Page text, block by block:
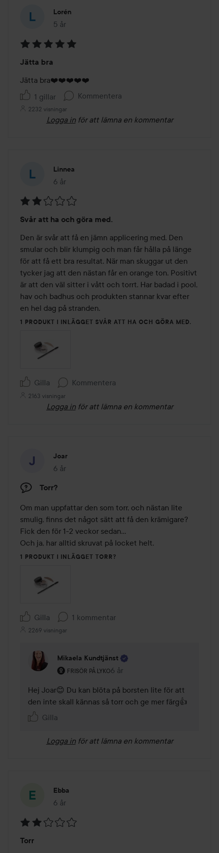
Lorén
5 år
Inlägget skapades 5 år
5
av
5
Jätta bra
Jätta bra❤️❤️❤️❤️❤️
1 gillar
Kommentera
2232 visningar
Logga in för att lämna en kommentar
Linnea
6 år
Inlägget skapades 6 år
2
av
5
Svår att ha och göra med.
Den är svår att få en jämn applicering med. Den
smular och blir klumpig och man får hålla på länge
för att få ett bra resultat. När man skuggar ut den
tycker jag att den nästan får en orange ton. Positivt
är att den väl sitter i vått och torrt. Har badad i pool,
hav och badhus och produkten stannar kvar efter
en hel dag på stranden.
1 PRODUKT I INLÄGGET SVÅR ATT HA OCH GÖRA MED.
Gilla Kommentera
2163 visningar
Logga in för att lämna en kommentar
Joar
6 år
Inlägget skapades 6 år
Torr?
Om man uppfattar den som torr, och nästan lite
smulig, finns det något sätt att få den krämigare?
Fick den för 1-2 veckor sedan...
Och ja, har alltid skruvat på locket helt.
1 PRODUKT I INLÄGGET TORR?
Gilla 1 kommentar
2269 visningar
Mikaela Kundtjänst
FRISÖR PÅ LYKO
Användarens roll: Frisör på Lyko.
6 år
Kommentaren lades 6 år
Hej Joar😊 Du kan blöta på borsten lite för att
den inte skall kännas så torr och ge mer färg👍
Gilla
Logga in för att lämna en kommentar
Ebba
6 år
Inlägget skapades 6 år
2
Torr